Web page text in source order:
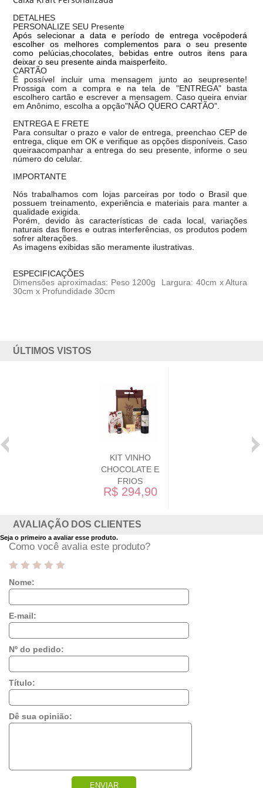
DETALHES
PERSONALIZE SEU Presente
Após selecionar a data e período de entrega vocêpoder
escolher os melhores complementos para o seu presente
como pelúcias,chocolates, bebidas entre outros itens para
deixar o seu presente ainda maisperfeito.
CARTÃO
É possível incluir uma mensagem junto ao seupresente!
Prossiga com a compra e na tela de "ENTREGA" basta
escolhero cartão e escrever a mensagem. Caso queira enviar
em Anônimo, escolha a opção"NÃO QUERO CARTÃO".
ENTREGA E FRETE
Para consultar o prazo e valor de entrega, preenchao CEP de
entrega, clique em OK e verifique as opções disponíveis. Caso
queiraacompanhar a entrega do seu presente, informe o seu
número do celular.
IMPORTANTE
Nós trabalhamos com lojas parceiras por todo o Brasil que
possuem treinamento, experiência e materiais para manter a
qualidade exigida.
Porém, devido às características de cada local, variações
naturais das flores e outras interferências, os produtos podem
sofrer alterações.
As imagens exibidas são meramente ilustrativas.
ESPECIFICAÇÕES
Dimensões aproximadas: Peso 1200g Largura: 40cm x Altura
30cm x Profundidade 30cm
ÚLTIMOS VISTOS
KIT VINHO
CHOCOLATE E
FRIOS
R$ 294,90
AVALIAÇÃO DOS CLIENTES
Seja o primeiro a avaliar esse produto.
Como você avalia este produto?
Nome:
E-mail:
Nº do pedido:
Título:
Dê sua opinião:
ENVIAR